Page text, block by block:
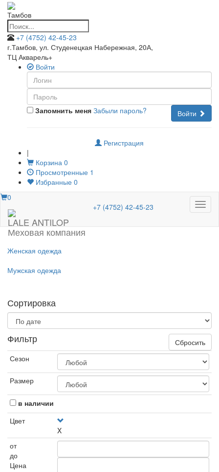
Тамбов
+7 (4752) 42-45-23
г.Тамбов, ул. Студенецкая Набережная, 20А,
ТЦ Акварель+
Войти
Запомнить меня Войти
Забыли пароль?
Регистрация
|
Корзина 0
Просмотренные 1
Избранные 0
Меню
0
LALE ANTILOP
Меховая компания
+7 (4752) 42-45-23
Женская одежда
Мужская одежда
Сортировка
Фильтр
Сбросить
Сезон
Размер
в наличии
Цвет
X
от
до
Цена